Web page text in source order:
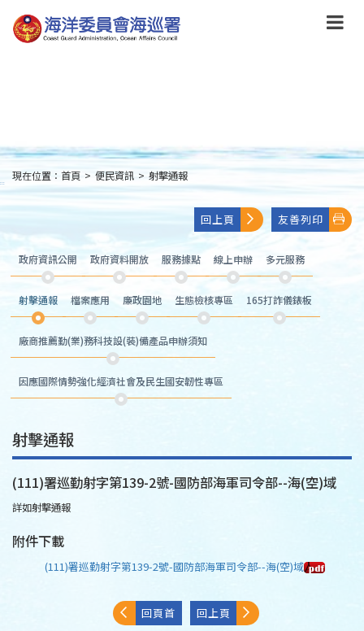
到
主
:::
現在位置： 首頁 > 便民資訊 > 射擊通報
回上頁 友善列印
政府資訊公開 政府資料開放 服務據點 線上申辦 多元服務
射擊通報 檔案應用 廉政園地 生態檢核專區 165打詐儀錶板
廠商推薦勤(業)務科技設(裝)備產品申辦須知
因應國際情勢強化經濟社會及民生國安韌性專區
射擊通報
(111)署巡勤射字第139-2號-國防部海軍司令部--海(空)域
詳如射擊通報
附件下載
(111)署巡勤射字第139-2號-國防部海軍司令部--海(空)域
回頁首 回上頁